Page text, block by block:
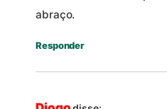
abraço.
Responder